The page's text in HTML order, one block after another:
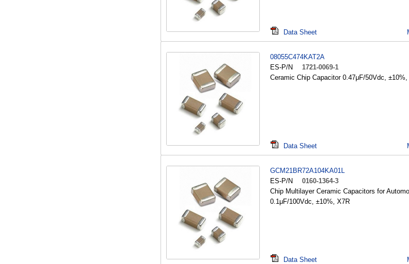
Data Sheet
08055C474KAT2A
ES-P/N
1721-0069-1
Ceramic Chip Capacitor 0.47μF/50Vdc, ±10%,
Data Sheet
GCM21BR72A104KA01L
ES-P/N
0160-1364-3
Chip Multilayer Ceramic Capacitors for
0.1μF/100Vdc, ±10%, X7R
Data Sheet